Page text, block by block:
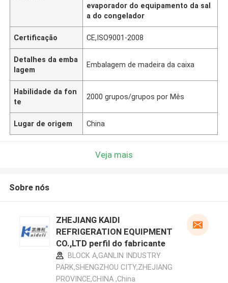
evaporador do equipamento da sal
a do congelador
Certificação CE,ISO9001-2008
Detalhes da emba
lagem
Embalagem de madeira da caixa
Habilidade da fon
te
2000 grupos/grupos por Mês
Lugar de origem China
Veja mais
Sobre nós
ZHEJIANG KAIDI
REFRIGERATION EQUIPMENT
CO.,LTD perfil do fabricante
BLOCK A,GANLIN INDUSTRY
PARK,SHENGZHOU CITY,ZHEJIANG
PROVINCE,CHINA ,China